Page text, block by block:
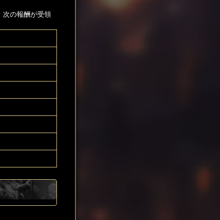
次の報酬が受領